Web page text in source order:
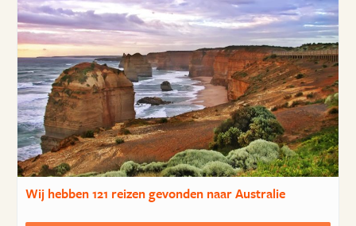
Wij hebben121 reizengevonden naar Australie